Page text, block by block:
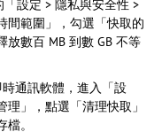
設定 > 隱私與安全性 >
間範圍」，勾選「快取的
放數百 MB 到數 GB 不等
通訊軟體，進入「設
」，點選「清理快取」
。